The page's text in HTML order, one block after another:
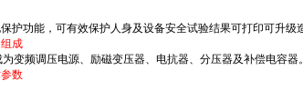
护功能，可有效保护人身及设备安全试验结果可打印可升级
成
变频调压电源、励磁变压器、电抗器、分压器及补偿电容器。
数